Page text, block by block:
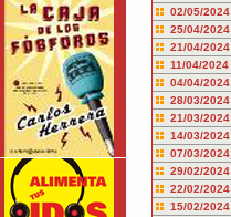
02/05/2024
25/04/2024
21/04/2024
11/04/2024
04/04/2024
28/03/2024
21/03/2024
14/03/2024
07/03/2024
29/02/2024
22/02/2024
15/02/2024